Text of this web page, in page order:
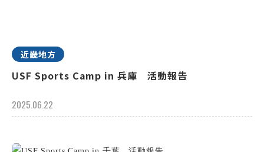
近畿地方
USF Sports Camp in 兵庫 活動報告
2025.06.22